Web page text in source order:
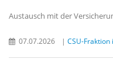
Austausch mit der
07.07.2026 | CSU-